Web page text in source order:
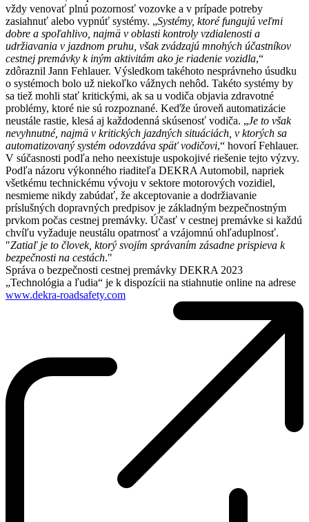
vždy venovať plnú pozornosť vozovke a v prípade potreby
zasiahnuť alebo vypnúť systémy. „Systémy, ktoré fungujú veľmi
dobre a spoľahlivo, najmä v oblasti kontroly vzdialenosti a
udržiavania v jazdnom pruhu, však zvádzajú mnohých účastníkov
cestnej premávky k iným aktivitám ako je riadenie vozidla,“
zdôraznil Jann Fehlauer. Výsledkom takéhoto nesprávneho úsudku
o systémoch bolo už niekoľko vážnych nehôd. Takéto systémy by
sa tiež mohli stať kritickými, ak sa u vodiča objavia zdravotné
problémy, ktoré nie sú rozpoznané. Keďže úroveň automatizácie
neustále rastie, klesá aj každodenná skúsenosť vodiča. „Je to však
nevyhnutné, najmä v kritických jazdných situáciách, v ktorých sa
automatizovaný systém odovzdáva späť vodičovi,“ hovorí Fehlauer.
V súčasnosti podľa neho neexistuje uspokojivé riešenie tejto výzvy.
Podľa názoru výkonného riaditeľa DEKRA Automobil, napriek
všetkému technickému vývoju v sektore motorových vozidiel,
nesmieme nikdy zabúdať, že akceptovanie a dodržiavanie
príslušných dopravných predpisov je základným bezpečnostným
prvkom počas cestnej premávky. Účasť v cestnej premávke si každú
chvíľu vyžaduje neustálu opatrnosť a vzájomnú ohľaduplnosť.
"Zatiaľ je to človek, ktorý svojím správaním zásadne prispieva k
bezpečnosti na cestách."
Správa o bezpečnosti cestnej premávky DEKRA 2023
„Technológia a ľudia“ je k dispozícii na stiahnutie online na adrese
www.dekra-roadsafety.com